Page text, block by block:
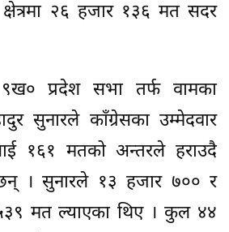
२६ हजार १३६ मत सदर
९ख० प्रदेश सभा तर्फ वामका
सुनारले काँग्रेसका उम्मेदवार
१६१ मतको अन्तरले हराउदै
छन् । सुनारले १३ हजार ७०० र
मत ल्याएका थिए । कुल ४४